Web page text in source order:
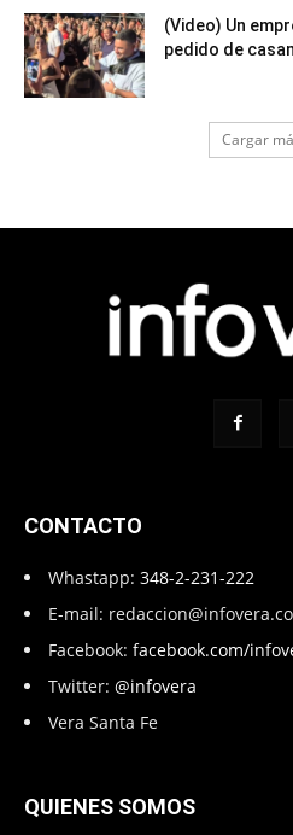
(Video) Un
pedido de
Cargar
CONTACTO
Whastapp: 348-2-231-222
E-mail:
Facebook: facebook.com/
Twitter: @infovera
Vera Santa Fe
QUIENES SOMOS